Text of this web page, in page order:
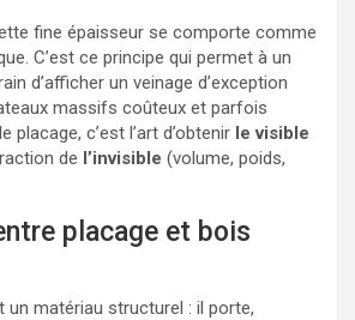
fine épaisseur se comporte comme
C’est ce principe qui permet à un
d’afficher un veinage d’exception
massifs coûteux et parfois
placage, c’est l’art d’obtenir le visible
de l’invisible (volume, poids,
placage et bois
un matériau structurel : il porte,